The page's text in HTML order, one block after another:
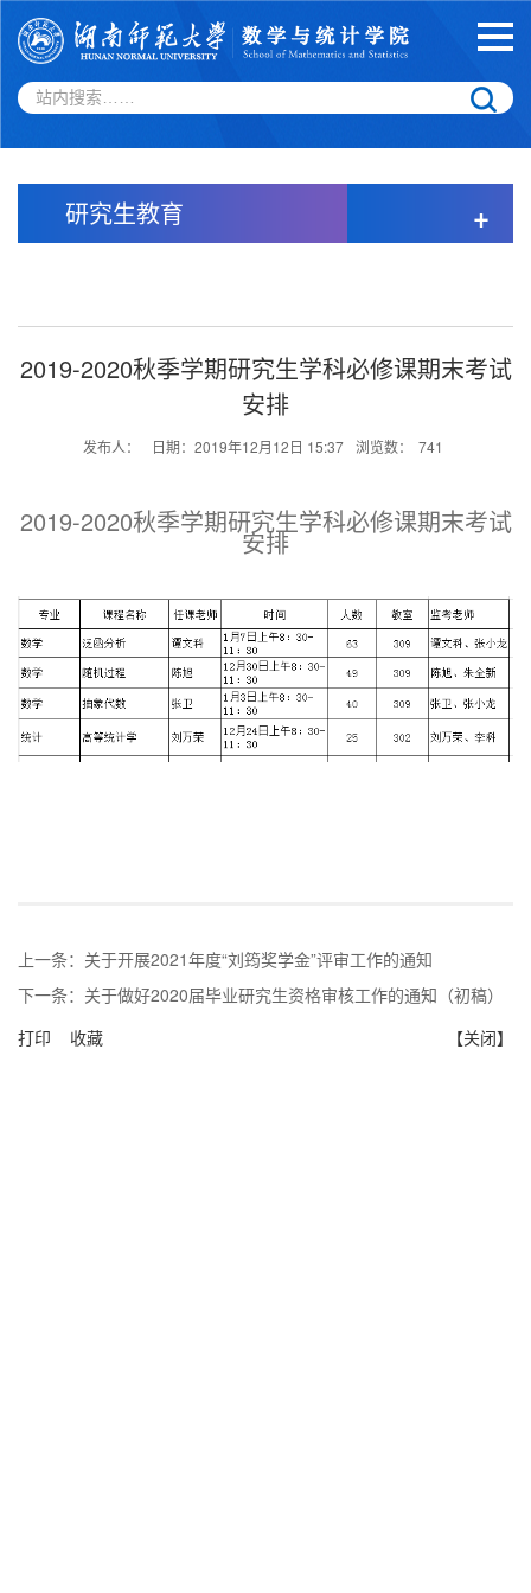
研究生教育 +
2019-2020秋季学期研究生学科必修课期末考试
安排
发布人： 日期：2019年12月12日 15:37 浏览数： 741
2019-2020秋季学期研究生学科必修课期末考试
安排
上一条： 关于开展2021年度“刘筠奖学金”评审工作的通知
下一条： 关于做好2020届毕业研究生资格审核工作的通知（初稿）
【关闭】
打印 收藏